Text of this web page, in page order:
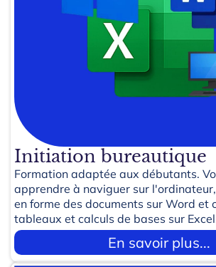
Initiation bureautique
Formation adaptée aux débutants.
apprendre à naviguer sur
en forme des documents sur Word et
tableaux et calculs de bases sur
En savoir plus...